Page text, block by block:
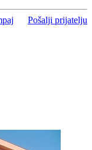
Pošalji prijatelju